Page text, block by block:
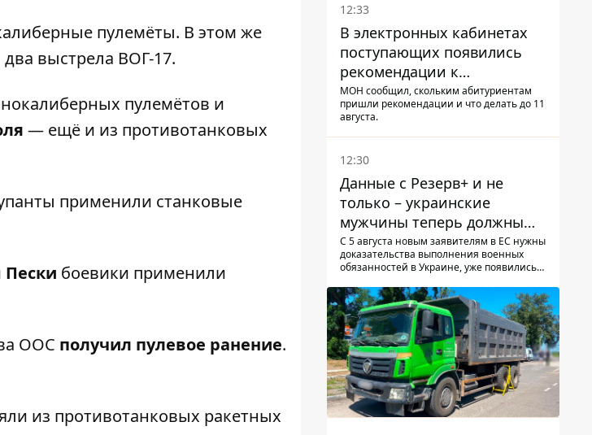
пулемёты. В этом же
выстрела ВОГ-17.
пулемётов и
— ещё и из противотанковых
применили станковые
Пески боевики применили
ООС получил пулевое ранение.
из противотанковых ракетных
12:33
В электронных кабинетах
поступающих появились
рекомендации к
зачислению на бакалавриат
и в магистратуру – что
МОН сообщил, скольким абитуриентам
пришли рекомендации и что делать до 11
августа.
12:30
Данные с Резерв+ и не
только – украинские
мужчины теперь должны
доказать непригодность к
службе, чтобы получить
С 5 августа новым заявителям в ЕС нужны
доказательства выполнения военных
обязанностей в Украине, уже появились
украинцев за границей